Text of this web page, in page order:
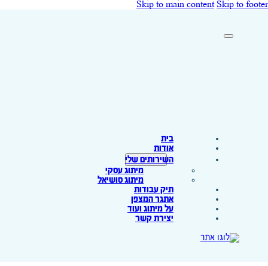
Skip to main content Skip to footer
בית
אודות
השירותים שלי
מיתוג עסקי
מיתוג סושיאל
תיק עבודות
אתגר המצפן
על מיתוג ועוד
יצירת קשר